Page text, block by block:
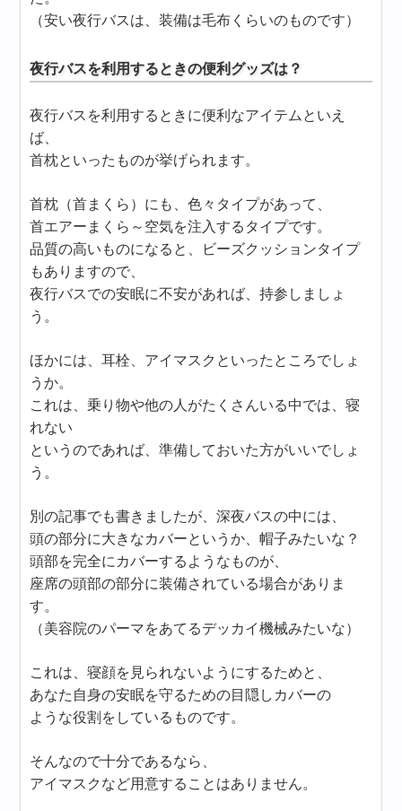
（安い夜行バスは、装備は毛布くらいのものです）
夜行バスを利用するときの便利グッズは？
夜行バスを利用するときに便利なアイテムといえ
ば、
首枕といったものが挙げられます。
首枕（首まくら）にも、色々タイプがあって、
首エアーまくら～空気を注入するタイプです。
品質の高いものになると、ビーズクッションタイプ
もありますので、
夜行バスでの安眠に不安があれば、持参しましょ
う。
ほかには、耳栓、アイマスクといったところでしょ
うか。
これは、乗り物や他の人がたくさんいる中では、寝
れない
というのであれば、準備しておいた方がいいでしょ
う。
別の記事でも書きましたが、深夜バスの中には、
頭の部分に大きなカバーというか、帽子みたいな？
頭部を完全にカバーするようなものが、
座席の頭部の部分に装備されている場合がありま
す。
（美容院のパーマをあてるデッカイ機械みたいな）
これは、寝顔を見られないようにするためと、
あなた自身の安眠を守るための目隠しカバーの
ような役割をしているものです。
そんなので十分であるなら、
アイマスクなど用意することはありません。